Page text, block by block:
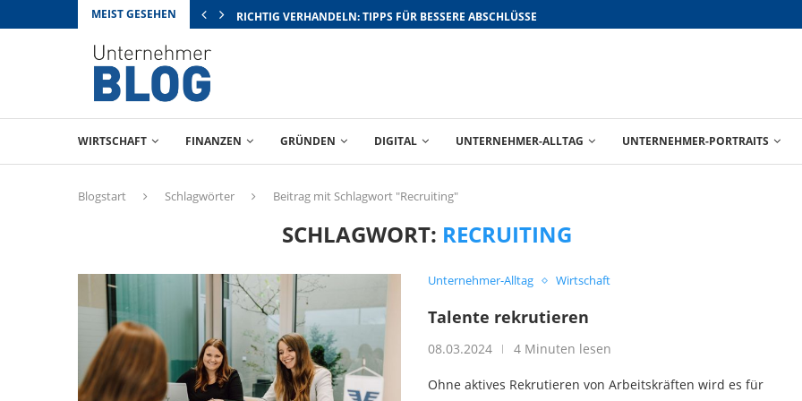
MEIST GESEHEN RICHTIG VERHANDELN: TIPPS FÜR BESSERE ABSCHLÜSSE
WIRTSCHAFT FINANZEN GRÜNDEN DIGITAL UNTERNEHMER-ALLTAG UNTERNEHMER-PORTRAITS
Blogstart Schlagwörter Beitrag mit Schlagwort "Recruiting"
SCHLAGWORT: RECRUITING
Unternehmer-Alltag Wirtschaft
Talente rekrutieren
08.03.2024 4 Minuten lesen
Ohne aktives Rekrutieren von Arbeitskräften wird es für